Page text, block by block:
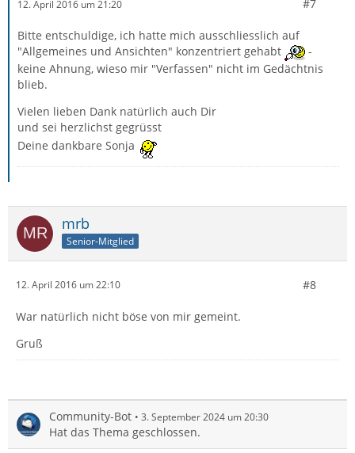
12. April 2016 um 21:20 #7
Bitte entschuldige, ich hatte mich ausschliesslich auf
"Allgemeines und Ansichten" konzentriert gehabt
-
keine Ahnung, wieso mir "Verfassen" nicht im Gedächtnis
blieb.
Vielen lieben Dank natürlich auch Dir
und sei herzlichst gegrüsst
Deine dankbare Sonja
mrb
Senior-Mitglied
12. April 2016 um 22:10 #8
War natürlich nicht böse von mir gemeint.
Gruß
Community-Bot 3. September 2024 um 20:30
Hat das Thema geschlossen.